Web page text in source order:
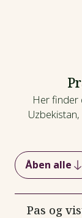
Her finder
Åben alle
Pas og